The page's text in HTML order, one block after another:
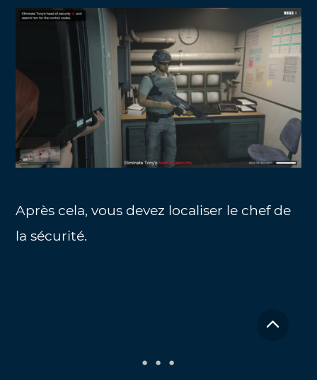
Après cela, vous devez localiser le chef de
la sécurité.